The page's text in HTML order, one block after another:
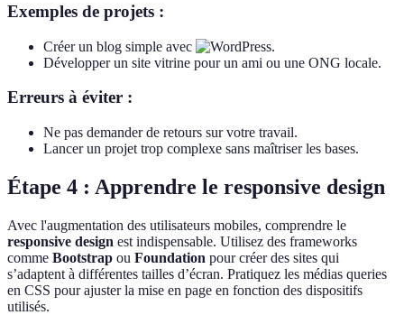
Exemples de projets :
Créer un blog simple avec
.
Développer un site vitrine pour un ami ou une ONG locale.
Erreurs à éviter :
Ne pas demander de retours sur votre travail.
Lancer un projet trop complexe sans maîtriser les bases.
Étape 4 : Apprendre le responsive design
Avec l'augmentation des utilisateurs mobiles, comprendre le
responsive design est indispensable. Utilisez des frameworks
comme Bootstrap ou Foundation pour créer des sites qui
s’adaptent à différentes tailles d’écran. Pratiquez les médias queries
en CSS pour ajuster la mise en page en fonction des dispositifs
utilisés.